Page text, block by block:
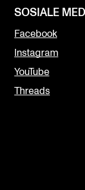
SOSIALE
Facebook
Instagram
YouTube
Threads